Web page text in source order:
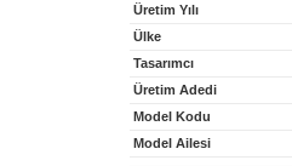
Üretim Yılı
Ülke
Tasarımcı
Üretim Adedi
Model Kodu
Model Ailesi